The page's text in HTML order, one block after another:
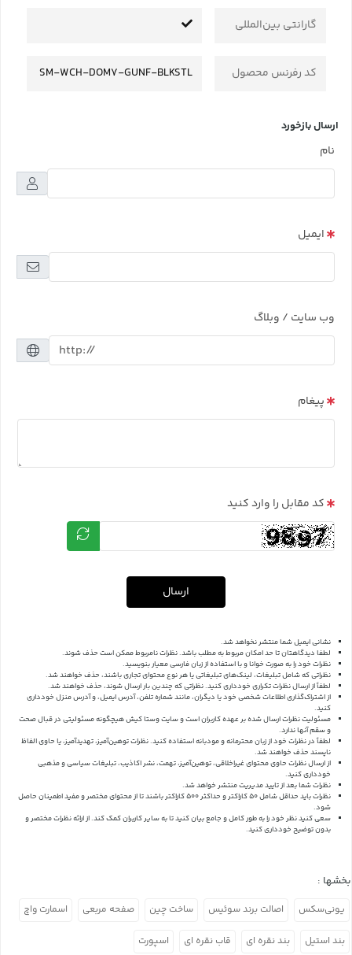
گارانتی بین‌المللی
کد رفرنس محصول SM-WCH-DOM7-GUNF-BLKSTL
ارسال بازخورد
نام
ایمیل
وب سایت / وبلاگ
پیغام
کد مقابل را وارد کنید
ارسال
نشانی ایمیل شما منتشر نخواهد شد.
لطفا دیدگاهتان تا حد امکان مربوط به مطلب باشد. نظرات نامربوط ممکن است حذف شوند.
نظرات خود را به صورت خوانا و با استفاده از زبان فارسی معیار بنویسید.
نظراتی که شامل تبلیغات، لینک‌های تبلیغاتی یا هر نوع محتوای تجاری باشند، حذف خواهند شد.
لطفاً از ارسال نظرات تکراری خودداری کنید. نظراتی که چندین بار ارسال شوند، حذف خواهند شد.
از اشتراک‌گذاری اطلاعات شخصی خود یا دیگران، مانند شماره تلفن، آدرس ایمیل، و آدرس منزل خودداری
کنید.
مسئولیت نظرات ارسال شده بر عهده کاربران است و سایت وستا کیش هیچگونه مسئولیتی در قبال صحت
و سقم آنها ندارد.
لطفاً در نظرات خود از زبان محترمانه و مودبانه استفاده کنید. نظرات توهین‌آمیز، تهدیدآمیز، یا حاوی الفاظ
ناپسند حذف خواهند شد.
از ارسال نظرات حاوی محتوای غیراخلاقی، توهین‌آمیز، تهمت، نشر اکاذیب، تبلیغات سیاسی و مذهبی
خودداری کنید.
نظرات شما بعد از تایید مدیریت منتشر خواهد شد.
نظرات باید حداقل شامل 50 کاراکتر و حداکثر 500 کاراکتر باشند تا از محتوای مختصر و مفید اطمینان حاصل
شود.
سعی کنید نظر خود را به طور کامل و جامع بیان کنید تا به سایر کاربران کمک کند.از ارائه نظرات مختصر و
بدون توضیح خودداری کنید.
بخشها :
یونی‌سکس اصالت برند سوئیس ساخت چین صفحه مربعی اسمارت واچ
بند استیل بند نقره ای قاب نقره ای اسپورت